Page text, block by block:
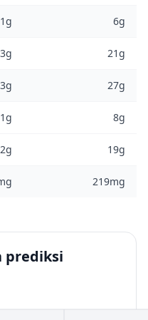
1g 6g
3g 21g
3g 27g
1g 8g
2g 19g
219mg
prediksi